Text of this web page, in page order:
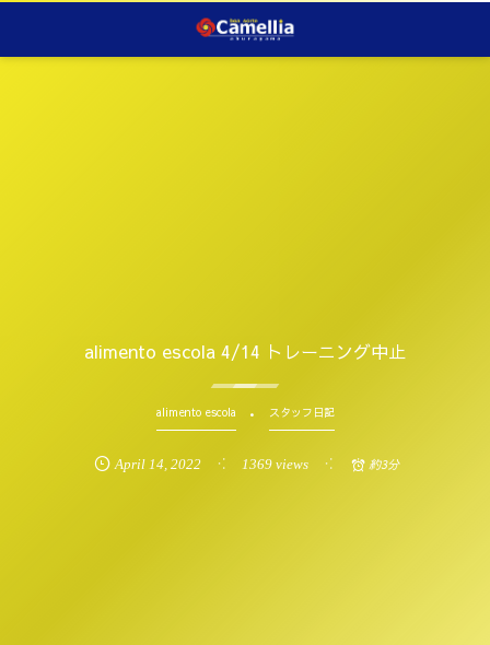
alimento escola 4/14 トレーニング中止
alimento escola スタッフ日記
April 14, 2022 1369 views 約3分